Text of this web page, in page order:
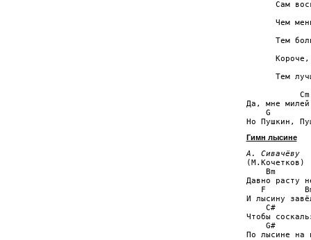
Сам
Чем
Тем
Тем
Да, мне милей
G
Гимн лысине
А. Сивачёву
(М.Кочетков)
    Bm
Давно расту
F
И лысину
    C#
Чтобы
G#
По лысине на